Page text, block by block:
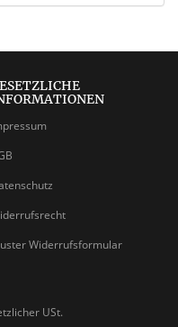
Widerrufsformular
USt.